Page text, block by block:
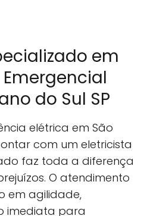
em
do Sul SP
elétrica em São
com um eletricista
faz toda a diferença
O atendimento
em agilidade,
imediata para